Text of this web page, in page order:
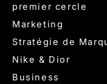
premier cercle
Marketing
Stratégie de
Nike & Dior
Business